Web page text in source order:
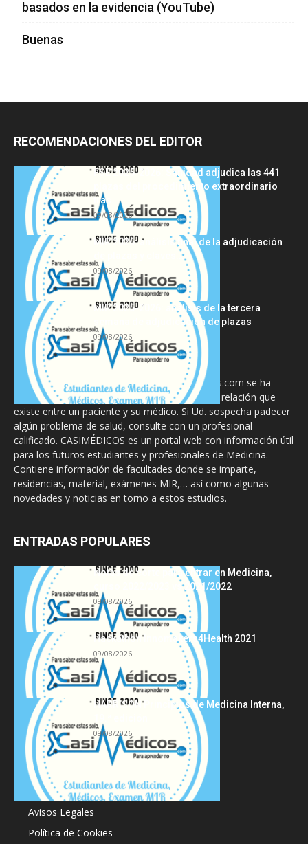
basados en la evidencia (YouTube)
Buenas
RECOMENDACIONES DEL EDITOR
FSE 2025-2026: Sanidad adjudica las 441
plazas del procedimiento extraordinario
tras...
09/08/2026
MIR 2026: análisis final de la adjudicación
de plazas y claves...
09/08/2026
MIR 2025-2026: análisis de la tercera
semana de adjudicación de plazas
09/08/2026
La información proporcionada en CasiMedicos.com se ha
diseñado para complementar, no substituir, la relación que
existe entre un paciente y su médico. Si Ud. sospecha padecer
algún problema de salud, consulte con un profesional
calificado. CASIMÉDICOS es un portal web con información útil
para los futuros estudiantes y profesionales de Medicina.
Contiene información de facultades donde se imparte,
residencias, material, exámenes MIR,… así como algunas
novedades y noticias en torno a estos estudios.
ENTRADAS POPULARES
Notas de corte para entrar en Medicina,
curso 2022/2023 vs 2021/2022
09/08/2026
Hackathon Innomakers4Health 2021
09/08/2026
HARRISON Principios de Medicina Interna,
09/08/2026
Acerca de
Avisos Legales
Política de Cookies